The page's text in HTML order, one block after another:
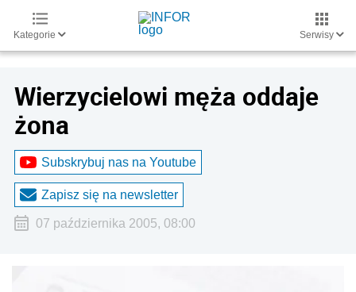
Kategorie Serwisy
Wierzycielowi męża oddaje
żona
Subskrybuj nas na Youtube
Zapisz się na newsletter
07 października 2005, 08:00